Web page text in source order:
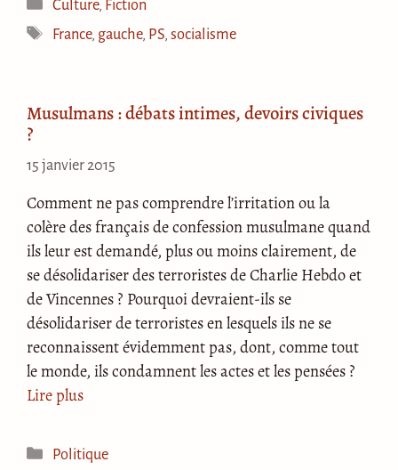
Culture, Fiction
Étiquettes
France, gauche, PS,socialisme
Musulmans : débats intimes, devoirs civiques
?
15 janvier 2015
Comment ne pas comprendre l’irritation ou la
colère des français de confession musulmane quand
ils leur est demandé, plus ou moins clairement, de
se désolidariser des terroristes de Charlie Hebdo et
de Vincennes ? Pourquoi devraient-ils se
désolidariser de terroristes en lesquels ils ne se
reconnaissent évidemment pas, dont, comme tout
le monde, ils condamnent les actes et les pensées ?
Lire plus
Catégories
Politique